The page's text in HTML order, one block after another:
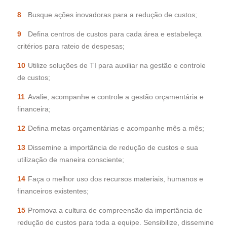
Busque ações inovadoras para a redução de custos;
Defina centros de custos para cada área e estabeleça
critérios para rateio de despesas;
Utilize soluções de TI para auxiliar na gestão e controle
de custos;
Avalie, acompanhe e controle a gestão orçamentária e
financeira;
Defina metas orçamentárias e acompanhe mês a mês;
Dissemine a importância de redução de custos e sua
utilização de maneira consciente;
Faça o melhor uso dos recursos materiais, humanos e
financeiros existentes;
Promova a cultura de compreensão da importância de
redução de custos para toda a equipe. Sensibilize, dissemine